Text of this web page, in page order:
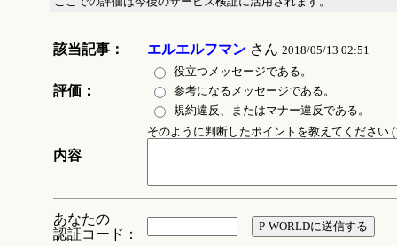
該当記事： エルエルフマンさん 2018/05/13 02:51
評価：
役立つメッセージである。
参考になるメッセージである。
規約違反、またはマナー違反である。
内容
そのように判断したポイントを教えてください
あなたの
認証コード：